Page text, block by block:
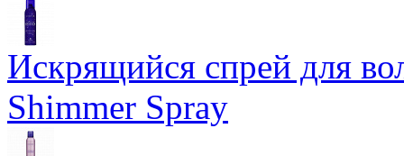
Искрящийся спрей для
Shimmer Spray